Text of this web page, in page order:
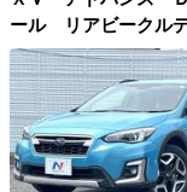
ール リアビークル
巻きステアリング
ズ スマートキー 禁